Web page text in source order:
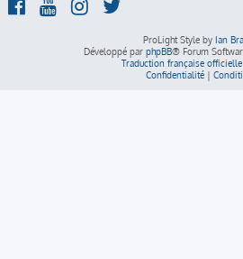
ProLight Style by Ian
Développé par phpBB® Forum
Traduction française officielle
Confidentialité|